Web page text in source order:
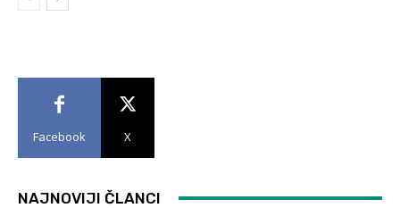
Facebook X
NAJNOVIJI ČLANCI